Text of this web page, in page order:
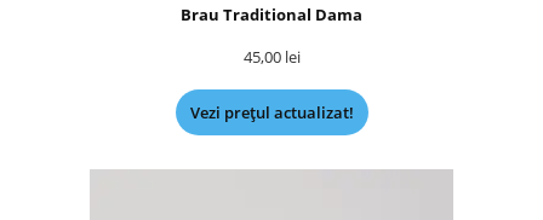
Brau Traditional Dama
45,00 lei
Vezi prețul actualizat!